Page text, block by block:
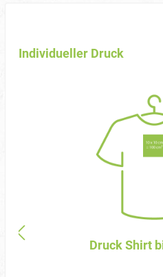
Individueller Druck
Druck Shirt